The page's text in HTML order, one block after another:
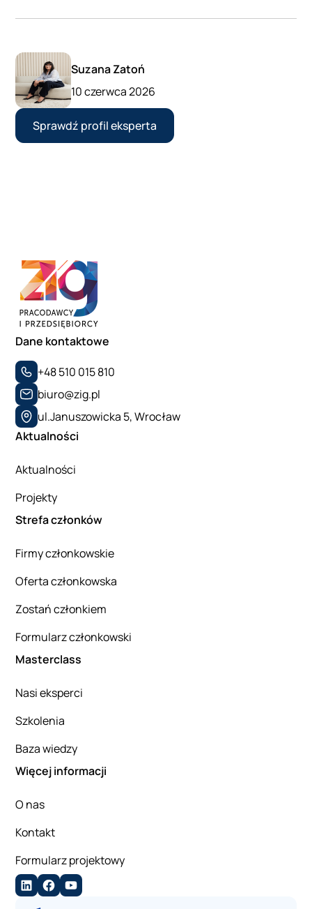
Suzana Zatoń
10 czerwca 2026
Sprawdź profil eksperta
Dane kontaktowe
+48 510 015 810
biuro@zig.pl
ul.Januszowicka 5, Wrocław
Aktualności
Aktualności
Projekty
Strefa członków
Firmy członkowskie
Oferta członkowska
Zostań członkiem
Formularz członkowski
Masterclass
Nasi eksperci
Szkolenia
Baza wiedzy
Więcej informacji
O nas
Kontakt
Formularz projektowy